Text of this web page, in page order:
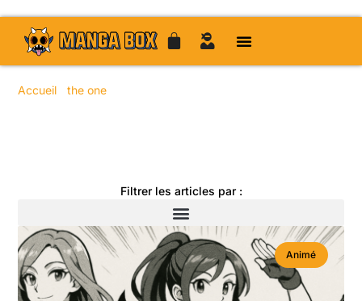
Accueil /the one
Filtrer les articles par :
Animé